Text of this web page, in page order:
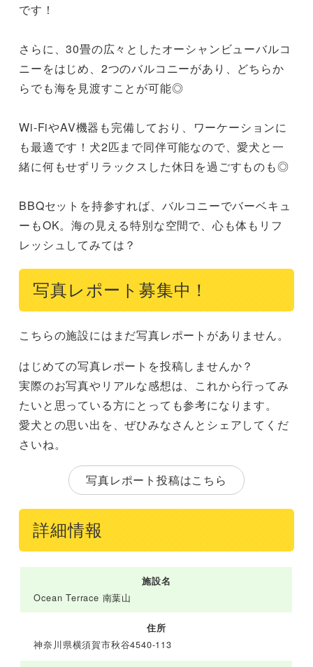
です！
さらに、30畳の広々としたオーシャンビューバルコ
ニーをはじめ、2つのバルコニーがあり、どちらか
らでも海を見渡すことが可能◎
Wi-FiやAV機器も完備しており、ワーケーションに
も最適です！犬2匹まで同伴可能なので、愛犬と一
緒に何もせずリラックスした休日を過ごすものも◎
BBQセットを持参すれば、バルコニーでバーベキュ
ーもOK。海の見える特別な空間で、心も体もリフ
レッシュしてみては？
写真レポート募集中！
こちらの施設にはまだ写真レポートがありません。
はじめての写真レポートを投稿しませんか？
実際のお写真やリアルな感想は、これから行ってみ
たいと思っている方にとっても参考になります。
愛犬との思い出を、ぜひみなさんとシェアしてくだ
さいね。
写真レポート投稿はこちら
詳細情報
施設名
Ocean Terrace 南葉山
住所
神奈川県横須賀市秋谷4540-113